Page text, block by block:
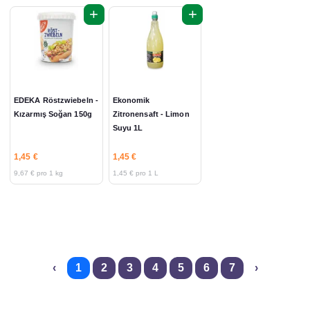
+
EDEKA Röstzwiebeln -
Kızarmış Soğan 150g
1,45 €
9,67 € pro 1 kg
+
Ekonomik
Zitronensaft - Limon
Suyu 1L
1,45 €
1,45 € pro 1 L
‹ 1 2 3 4 5 6 7 ›